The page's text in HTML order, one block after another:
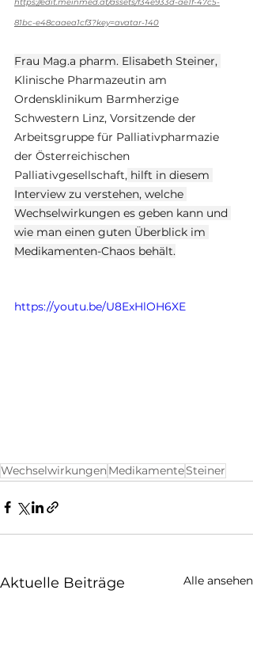
81bc-e48caaea1cf3?key=avatar-140
Frau Mag.a pharm. Elisabeth Steiner,
Klinische Pharmazeutin am
Ordensklinikum Barmherzige
Schwestern Linz, Vorsitzende der
Arbeitsgruppe für Palliativpharmazie
der Österreichischen
Palliativgesellschaft, hilft in diesem
Interview zu verstehen, welche
Wechselwirkungen es geben kann und
wie man einen guten Überblick im
Medikamenten-Chaos behält.
https://youtu.be/U8ExHlOH6XE
WechselwirkungenMedikamenteSteiner
Aktuelle Beiträge Alle ansehen